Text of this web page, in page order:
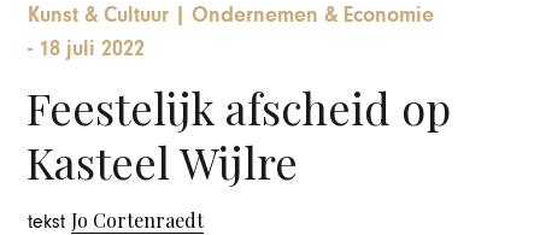
Kunst & Cultuur
Ondernemen & Economie
- 18 juli 2022
Feestelijk afscheid op
Kasteel Wijlre
tekstJo Cortenraedt